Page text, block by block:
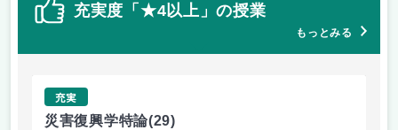
充実度「★4以上」の授業
もっとみる
充実
災害復興学特論(29)